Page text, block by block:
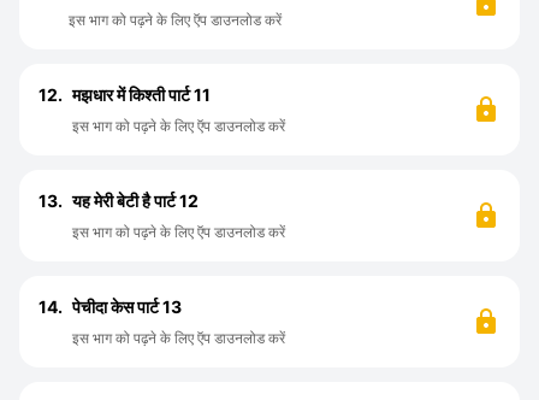
इस भाग को पढ़ने के लिए ऍप डाउनलोड करें
12. मझधार में किश्ती पार्ट 11
इस भाग को पढ़ने के लिए ऍप डाउनलोड करें
13. यह मेरी बेटी है पार्ट 12
इस भाग को पढ़ने के लिए ऍप डाउनलोड करें
14. पेचीदा केस पार्ट 13
इस भाग को पढ़ने के लिए ऍप डाउनलोड करें